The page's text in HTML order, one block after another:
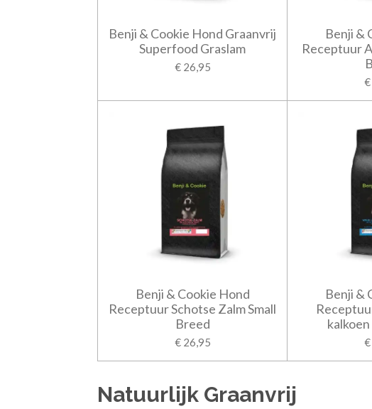
Benji & Cookie Hond Graanvrij
Superfood Graslam
€ 26,95
Benji &
Receptuur
Benji & Cookie Hond
Receptuur Schotse Zalm Small
Breed
€ 26,95
Benji &
Natuurlijk Graanvrij